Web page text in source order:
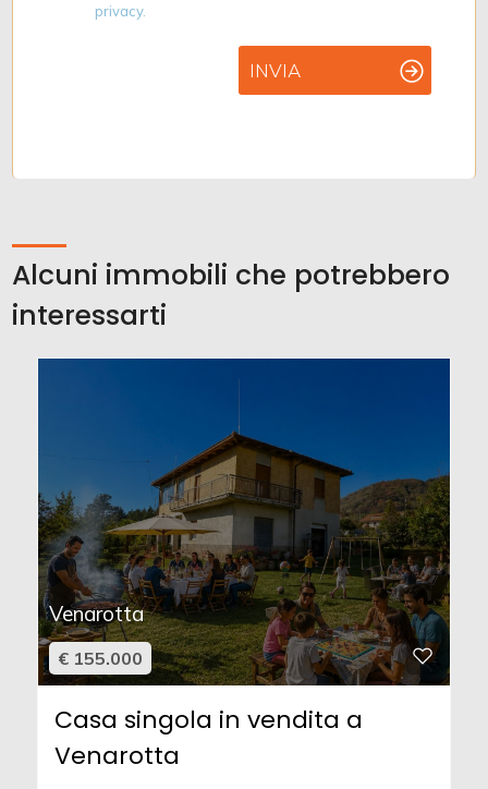
privacy.
INVIA
Alcuni immobili che potrebbero
interessarti
Venarotta
€ 155.000
Casa singola in vendita a
Venarotta